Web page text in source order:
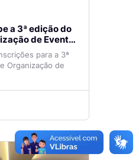
a 3ª edição do
de Eventos
para a 3ª
Organização de